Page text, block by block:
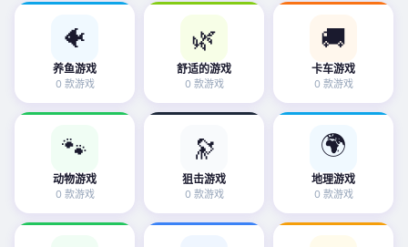
🐠
养鱼游戏
0 款游戏
🌿
舒适的游戏
0 款游戏
🚚
卡车游戏
0 款游戏
🐾
动物游戏
0 款游戏
🔭
狙击游戏
0 款游戏
🌍
地理游戏
0 款游戏